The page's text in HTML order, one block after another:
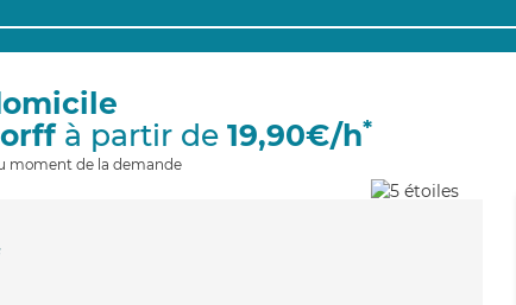
à partir de 19,90€/h*
moment de la demande